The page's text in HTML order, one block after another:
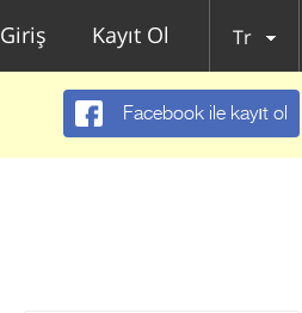
Giriş Kayıt Ol Tr
Facebook ile kayıt ol